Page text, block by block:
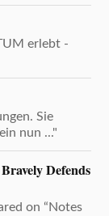
erlebt -
Sie
nun ..."
Defends
on “Notes